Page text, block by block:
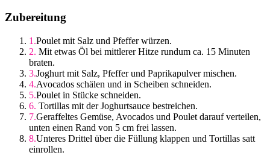
Zubereitung
Poulet mit Salz und Pfeffer würzen.
Mit etwas Öl bei mittlerer Hitze rundum ca. 15 Minuten
braten.
Joghurt mit Salz, Pfeffer und Paprikapulver mischen.
Avocados schälen und in Scheiben schneiden.
Poulet in Stücke schneiden.
Tortillas mit der Joghurtsauce bestreichen.
Geraffeltes Gemüse, Avocados und Poulet darauf verteilen,
unten einen Rand von 5 cm frei lassen.
Unteres Drittel über die Füllung klappen und Tortillas satt
einrollen.